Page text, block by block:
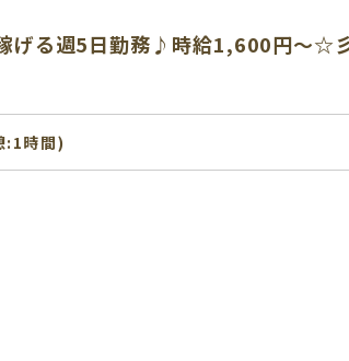
る週5日勤務♪時給1,600円～☆
時間)